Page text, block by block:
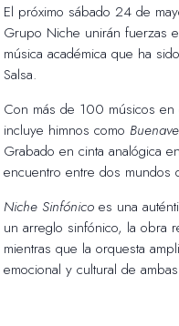
El próximo sábado 24 de
Grupo Niche unirán fuerzas
música académica que ha
Salsa.
Con más de 100 músicos
incluye himnos como
Grabado en cinta analógica
encuentro entre dos mundos
Niche Sinfónicoes una
un arreglo sinfónico, la obra
mientras que la orquesta
emocional y cultural de